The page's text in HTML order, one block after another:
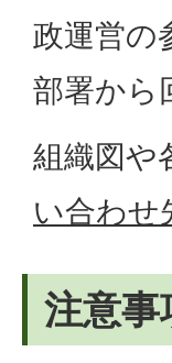
政運営の
部署から
組織図や
い合わせ
注意事